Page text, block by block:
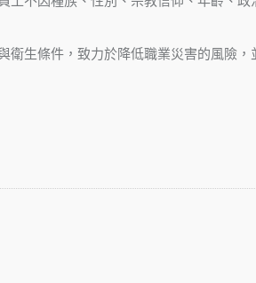
衛生條件，致力於降低職業災害的風險，